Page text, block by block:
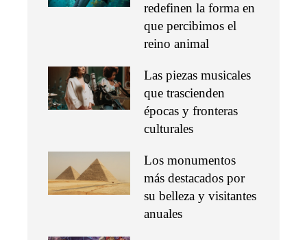
redefinen la forma en
que percibimos el
reino animal
Las piezas musicales
que trascienden
épocas y fronteras
culturales
Los monumentos
más destacados por
su belleza y visitantes
anuales